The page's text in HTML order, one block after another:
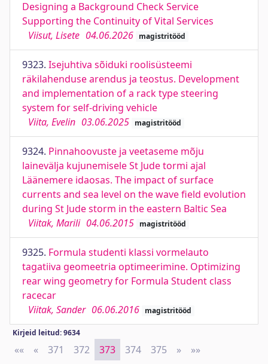
Designing a Background Check Service
Supporting the Continuity of Vital Services
Viisut, Lisete 04.06.2026 magistritööd
9323. Isejuhtiva sõiduki roolisüsteemi
räkilahenduse arendus ja teostus. Development
and implementation of a rack type steering
system for self-driving vehicle
Viita, Evelin 03.06.2025 magistritööd
9324. Pinnahoovuste ja veetaseme mõju
lainevälja kujunemisele St Jude tormi ajal
Läänemere idaosas. The impact of surface
currents and sea level on the wave field evolution
during St Jude storm in the eastern Baltic Sea
Viitak, Marili 04.06.2015 magistritööd
9325. Formula studenti klassi vormelauto
tagatiiva geomeetria optimeerimine. Optimizing
rear wing geometry for Formula Student class
racecar
Viitak, Sander 06.06.2016 magistritööd
Kirjeid leitud: 9634
«« First
« Previous
371 372 373 374 375 » Next
»»